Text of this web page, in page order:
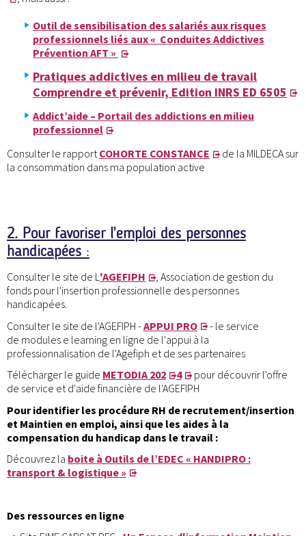
Outil de sensibilisation des salariés aux risques
professionnels liés aux « Conduites Addictives
Prévention AFT »
Pratiques addictives en milieu de travail
Comprendre et prévenir, Edition INRS ED 6505
Addict’aide – Portail des addictions en milieu
professionnel
Consulter le rapportCOHORTE CONSTANCE
de la MILDECA sur
la consommation dans ma population active
2. Pour favoriser l’emploi des personnes
handicapées :
Consulter le site de L'AGEFIPH
, Association de gestion du
fonds pour l'insertion professionnelle des personnes
handicapées.
Consulter le site de l'AGEFIPH -APPUI PRO
- le service
de modules e learning en ligne de l'appui à la
professionnalisation de l'Agefiph et de ses partenaires
Télécharger le guide METODIA 202 4
pour découvrir l'offre
de service et d'aide financière de l'AGEFIPH
Pour identifier les procédure RH de recrutement/insertion
et Maintien en emploi, ainsi que les aides à la
compensation du handicap dans le travail :
Découvrez la boite à Outils de l’EDEC « HANDIPRO :
transport & logistique »
Des ressources en ligne